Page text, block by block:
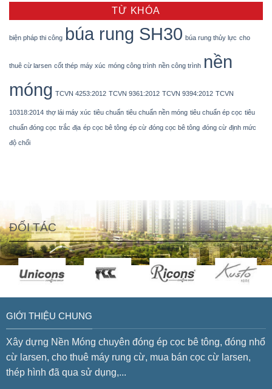
TỪ KHÓA
biện pháp thi công búa rung SH30 búa rung thủy lực cho
thuê cừ larsen cốt thép máy xúc móng công trình nền công trình nền
móng TCVN 4253:2012 TCVN 9361:2012 TCVN 9394:2012 TCVN
10318:2014 thợ lái máy xúc tiêu chuẩn tiêu chuẩn nền móng tiêu chuẩn ép cọc tiêu
chuẩn đóng cọc trắc địa ép cọc bê tông ép cừ đóng cọc bê tông đóng cừ định mức
độ chối
ĐỐI TÁC
GIỚI THIỆU CHUNG
Xây dựng Nền Móng chuyên đóng ép cọc bê tông, đóng nhổ
cừ larsen, cho thuê máy rung cừ, mua bán cọc cừ larsen,
thép hình đã qua sử dụng,...